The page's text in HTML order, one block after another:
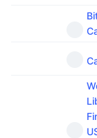
Số liệu
Tổng
Tỷ lệ tài
Học &